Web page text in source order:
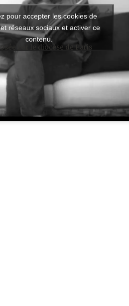
par le diocèse de Paris
pour accepter les cookies de
réseaux sociaux et activer ce
contenu.